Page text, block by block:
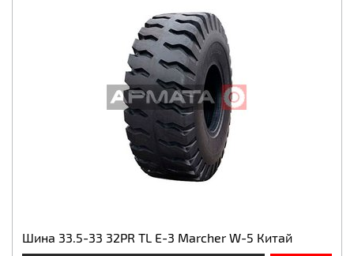
Шина 33.5-33 32PR TL E-3 Marcher W-5 Китай